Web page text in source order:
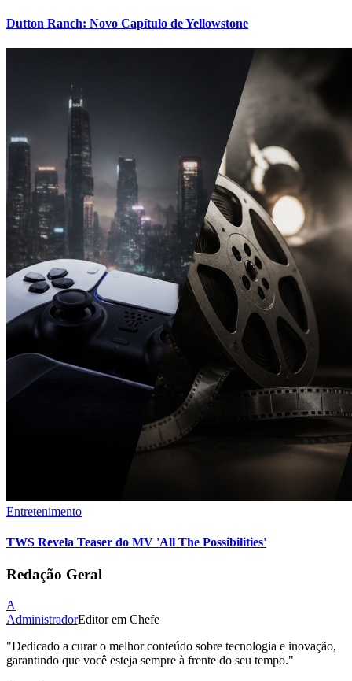
Dutton Ranch: Novo Capítulo de Yellowstone
Entretenimento
TWS Revela Teaser do MV 'All The Possibilities'
Redação Geral
A
AdministradorEditor em Chefe
"Dedicado a curar o melhor conteúdo sobre tecnologia e inovação,
garantindo que você esteja sempre à frente do seu tempo."